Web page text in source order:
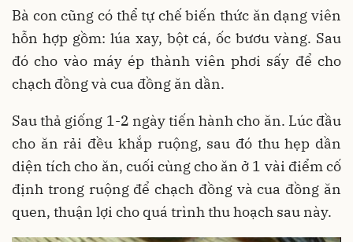
Bà con cũng có thể tự chế biến thức ăn dạng viên
hỗn hợp gồm: lúa xay, bột cá, ốc bươu vàng. Sau
đó cho vào máy ép thành viên phơi sấy để cho
chạch đồng và cua đồng ăn dần.
Sau thả giống 1-2 ngày tiến hành cho ăn. Lúc đầu
cho ăn rải đều khắp ruộng, sau đó thu hẹp dần
diện tích cho ăn, cuối cùng cho ăn ở 1 vài điểm cố
định trong ruộng để chạch đồng và cua đồng ăn
quen, thuận lợi cho quá trình thu hoạch sau này.